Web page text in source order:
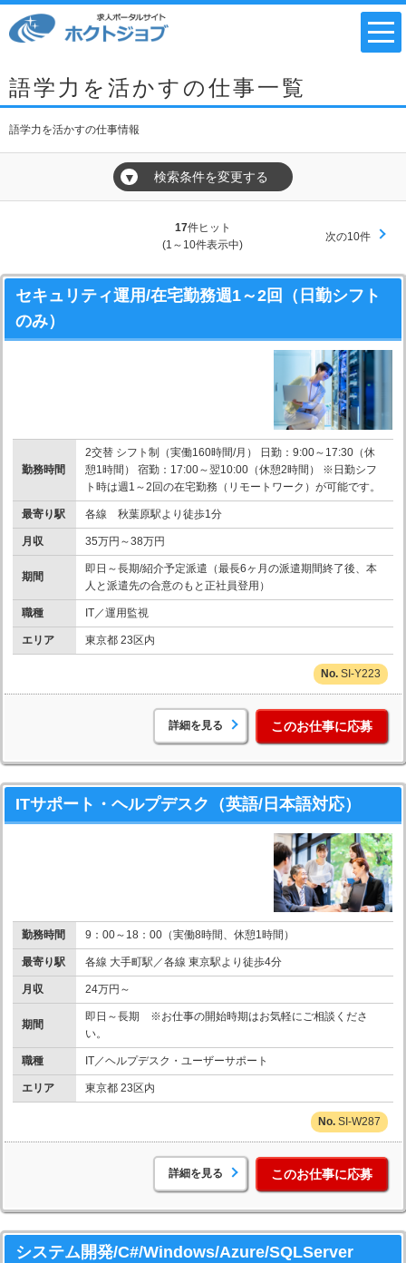
語学力を活かすの仕事一覧
語学力を活かすの仕事情報
▼ 検索条件を変更する
17件ヒット
(1～10件表示中)
次の10件
セキュリティ運用/在宅勤務週1～2回（日勤シフト
のみ）
勤務時間
2交替 シフト制（実働160時間/月） 日勤：9:00～17:30（休
憩1時間） 宿勤：17:00～翌10:00（休憩2時間） ※日勤シフ
ト時は週1～2回の在宅勤務（リモートワーク）が可能です。
最寄り駅 各線 秋葉原駅より徒歩1分
月収 35万円～38万円
期間
即日～長期/紹介予定派遣（最長6ヶ月の派遣期間終了後、本
人と派遣先の合意のもと正社員登用）
職種 IT／運用監視
エリア 東京都 23区内
SI-Y223
詳細を見る このお仕事に応募
ITサポート・ヘルプデスク（英語/日本語対応）
勤務時間 9：00～18：00（実働8時間、休憩1時間）
最寄り駅 各線 大手町駅／各線 東京駅より徒歩4分
月収 24万円～
期間
即日～長期 ※お仕事の開始時期はお気軽にご相談くださ
い。
職種 IT／ヘルプデスク・ユーザーサポート
エリア 東京都 23区内
SI-W287
詳細を見る このお仕事に応募
システム開発/C#/Windows/Azure/SQLServer